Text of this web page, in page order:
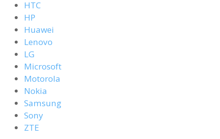
HTC
HP
Huawei
Lenovo
LG
Microsoft
Motorola
Nokia
Samsung
Sony
ZTE